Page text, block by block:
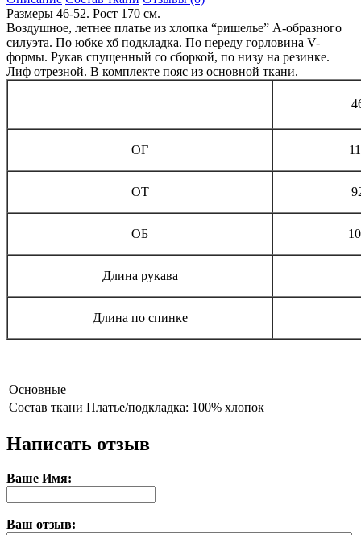
Размеры 46-52. Рост 170 см.
Воздушное, летнее платье из хлопка “ришелье” А-образного
силуэта. По юбке хб подкладка. По переду горловина V-
формы. Рукав спущенный со сборкой, по низу на резинке.
Лиф отрезной. В комплекте пояс из основной ткани.
ОГ
ОТ
ОБ
Длина рукава
Длина по спинке
Основные
Состав ткани Платье/подкладка: 100% хлопок
Написать отзыв
Ваше Имя:
Ваш отзыв: